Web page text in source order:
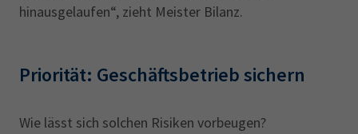
hinausgelaufen“, zieht Meister Bilanz.
Priorität: Geschäftsbetrieb sichern
Wie lässt sich solchen Risiken vorbeugen?